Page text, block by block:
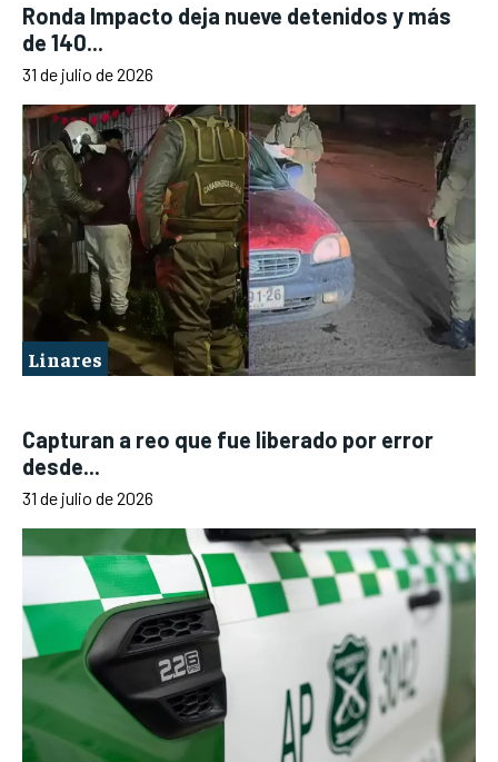
Ronda Impacto deja nueve detenidos y más
de 140...
31 de julio de 2026
Linares
Capturan a reo que fue liberado por error
desde...
31 de julio de 2026